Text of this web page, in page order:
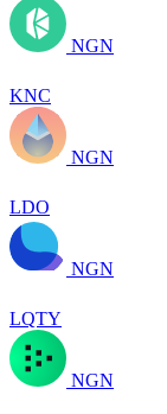
NGN
KNC
NGN
LDO
NGN
LQTY
NGN